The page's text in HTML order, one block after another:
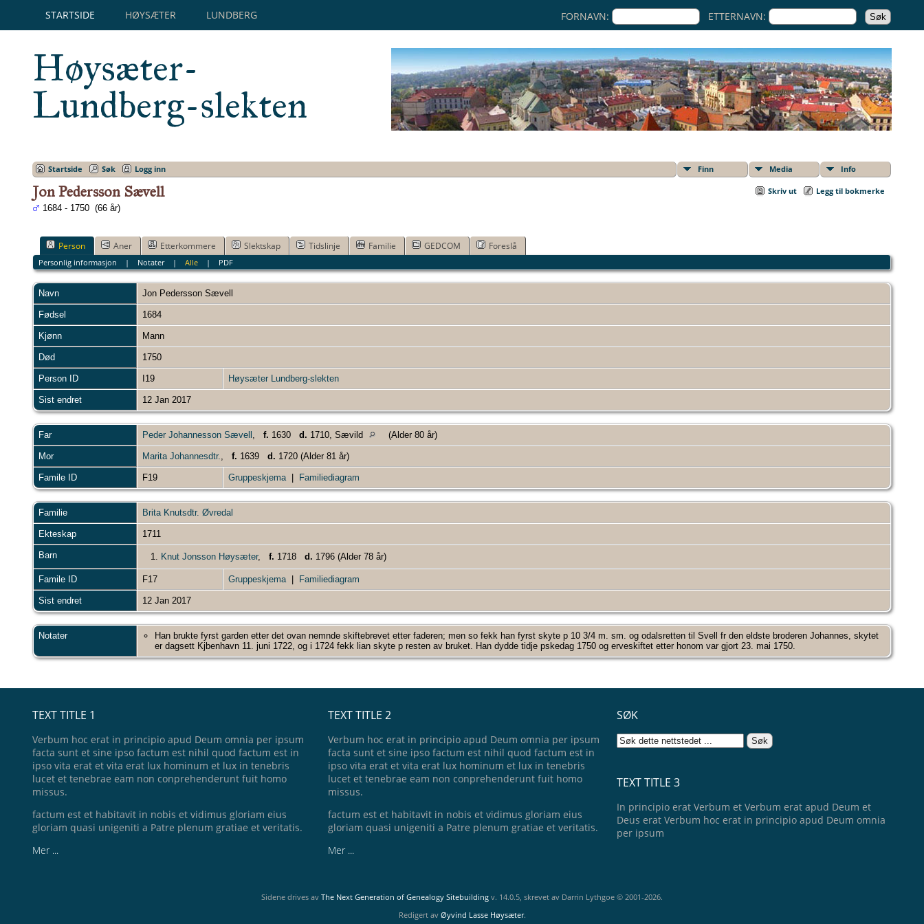
STARTSIDE HØYSÆTER LUNDBERG FORNAVN: ETTERNAVN:
Høysæter-
Lundberg-slekten
Finn Media Info
Startside Søk Logg inn
Skriv ut Legg til bokmerke
Jon Pedersson Sævell
1684 - 1750 (66 år)
Person Aner Etterkommere Slektskap Tidslinje Familie GEDCOM Foreslå
Personlig informasjon | Notater| Alle| PDF
Navn Jon Pedersson Sævell
Fødsel 1684
Kjønn Mann
Død 1750
Person ID I19 Høysæter Lundberg-slekten
Sist endret 12 Jan 2017
Far Peder Johannesson Sævell , f. 1630 d. 1710, Sævild (Alder 80 år)
Mor Marita Johannesdtr., f. 1639 d. 1720 (Alder 81 år)
Famile ID F19 Gruppeskjema| Familiediagram
Familie Brita Knutsdtr. Øvredal
Ekteskap 1711
Barn 1. Knut Jonsson Høysæter, f. 1718 d. 1796 (Alder 78 år)
Famile ID F17 Gruppeskjema| Familiediagram
Sist endret 12 Jan 2017
Notater
Han brukte fyrst garden etter det ovan nemnde skiftebrevet etter faderen; men so fekk han fyrst skyte p 10 3/4 m. sm. og odalsretten til Svell fr den eldste broderen Johannes, skytet
er dagsett Kjbenhavn 11. juni 1722, og i 1724 fekk lian skyte p resten av bruket. Han dydde tidje pskedag 1750 og erveskiftet etter honom var gjort 23. mai 1750.
TEXT TITLE 1
Verbum hoc erat in principio apud Deum omnia per ipsum
facta sunt et sine ipso factum est nihil quod factum est in
ipso vita erat et vita erat lux hominum et lux in tenebris
lucet et tenebrae eam non conprehenderunt fuit homo
missus.
factum est et habitavit in nobis et vidimus gloriam eius
gloriam quasi unigeniti a Patre plenum gratiae et veritatis.
Mer ...
TEXT TITLE 2
Verbum hoc erat in principio apud Deum omnia per ipsum
facta sunt et sine ipso factum est nihil quod factum est in
ipso vita erat et vita erat lux hominum et lux in tenebris
lucet et tenebrae eam non conprehenderunt fuit homo
missus.
factum est et habitavit in nobis et vidimus gloriam eius
gloriam quasi unigeniti a Patre plenum gratiae et veritatis.
Mer ...
SØK
TEXT TITLE 3
In principio erat Verbum et Verbum erat apud Deum et
Deus erat Verbum hoc erat in principio apud Deum omnia
per ipsum
Sidene drives av The Next Generation of Genealogy Sitebuilding v. 14.0.5, skrevet av Darrin Lythgoe © 2001-2026.
Redigert av Øyvind Lasse Høysæter.